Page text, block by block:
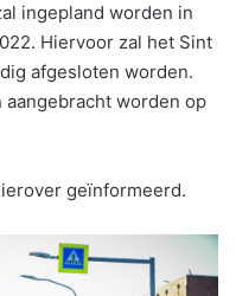
ingepland worden in
Hiervoor zal het Sint
afgesloten worden.
worden op
geïnformeerd.